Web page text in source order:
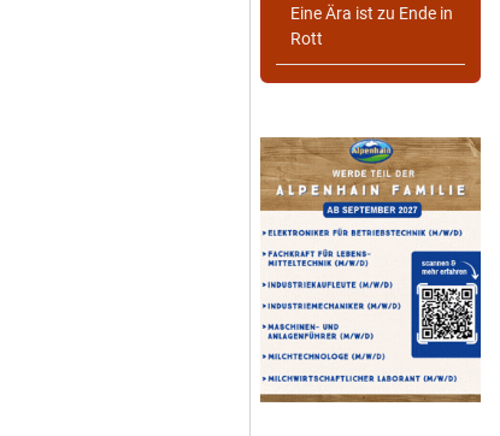
Eine Ära ist zu Ende in
Rott